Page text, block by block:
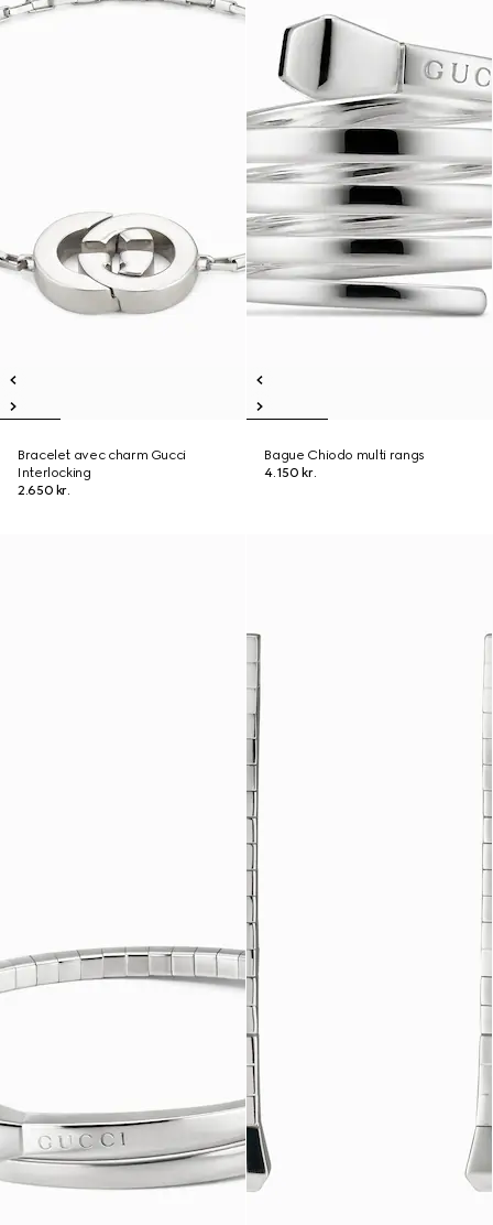
Bracelet avec charm Gucci
Interlocking
2.650 kr.
Bague Chiodo multi rangs
4.150 kr.